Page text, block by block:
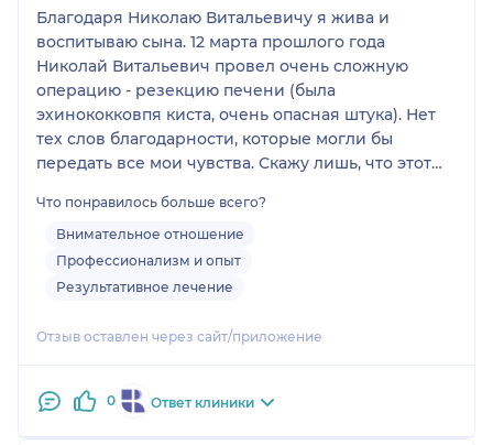
Благодаря Николаю Витальевичу я жива и
воспитываю сына. 12 марта прошлого года
Николай Витальевич провел очень сложную
операцию - резекцию печени (была
эхинококковпя киста, очень опасная штука). Нет
тех слов благодарности, которые могли бы
передать все мои чувства. Скажу лишь, что этот
всего самого хорошего!
Что понравилось больше всего?
Внимательное отношение
Профессионализм и опыт
Результативное лечение
Отзыв оставлен через сайт/приложение
0 Ответ клиники